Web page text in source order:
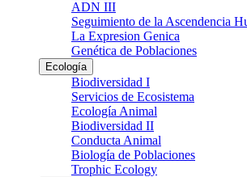
ADN III
Seguimiento de la Ascendencia
La Expresion Genica
Genética de Poblaciones
Ecología
Biodiversidad I
Servicios de Ecosistema
Ecología Animal
Biodiversidad II
Conducta Animal
Biología de Poblaciones
Trophic Ecology